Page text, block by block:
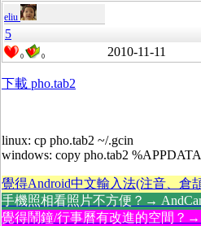
eliu
5
0 0 2010-11-11
下載 pho.tab2
linux: cp pho.tab2 ~/.gcin
windows: copy pho.tab2
覺得Android中文輸入法(注音、倉
手機照相看照片不方便？→
覺得鬧鐘/行事曆有改進的空間？